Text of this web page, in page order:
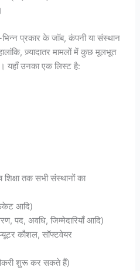
प्रकार के जॉब, कंपनी या संस्थान
ज़्यादातर मामलों में कुछ मूलभूत
यहाँ उनका एक लिस्ट है:
तक सभी संस्थानों का
आदि)
पद, अवधि, जिम्मेदारियाँ आदि)
कौशल, सॉफ्टवेयर
शुरू कर सकते हैं)